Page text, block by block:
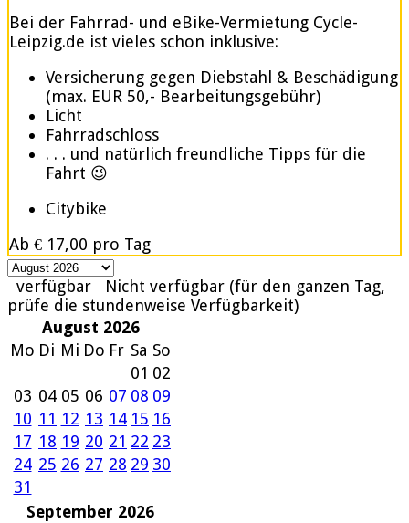
Bei der Fahrrad- und eBike-Vermietung Cycle-
Leipzig.de ist vieles schon inklusive:
Versicherung gegen Diebstahl & Beschädigung
(max. EUR 50,- Bearbeitungsgebühr)
Licht
Fahrradschloss
. . . und natürlich freundliche Tipps für die
Fahrt 😉
Citybike
Ab € 17,00 pro Tag
verfügbar
Nicht verfügbar (für den ganzen Tag,
prüfe die stundenweise Verfügbarkeit)
August 2026
Mo Di Mi Do Fr Sa So
01 02
03 04 05 06 07 08 09
10 11 12 13 14 15 16
17 18 19 20 21 22 23
24 25 26 27 28 29 30
31
September 2026